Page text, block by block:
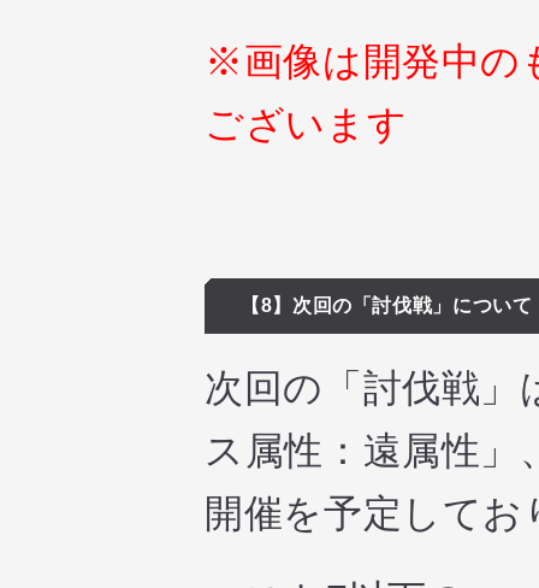
※画像は開発中の
ございます
【8】次回の「討伐戦」について
次回の「討伐戦
ス属性：遠属性」
開催を予定してお